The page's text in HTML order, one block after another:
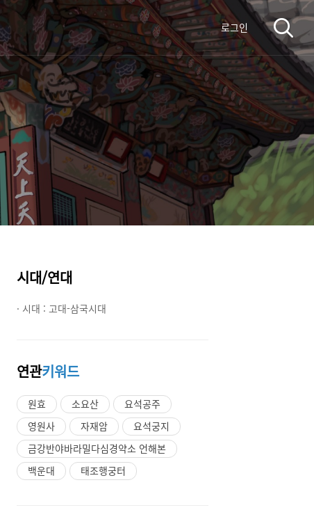
로그인
시대/연대
· 시대 : 고대-삼국시대
연관키워드
원효 소요산
요석공주
영원사
자재암
요석궁지
금강반야바라밀다심경약소 언해본
백운대
태조행궁터